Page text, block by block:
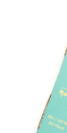
Maatwerk